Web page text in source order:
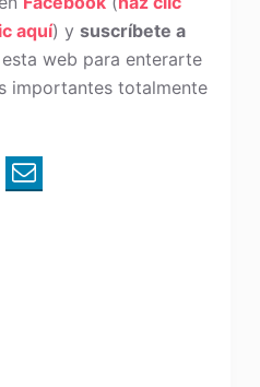
aquí) y suscríbete a
web para enterarte
importantes totalmente